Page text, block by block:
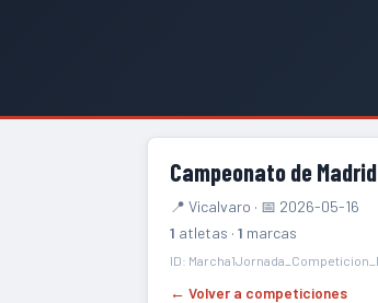
Campeonato de
📍 Vicalvaro · 📅 2026-05-16
1 atletas · 1 marcas
ID:
← Volver a competiciones